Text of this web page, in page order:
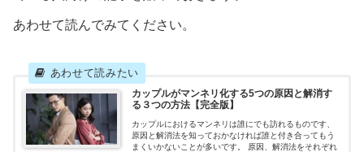
あわせて読んでみてください。
カップルがマンネリ化する5つの原因と解消す
る３つの方法【完全版】
カップルにおけるマンネリは誰にでも訪れるものです、
原因と解消法を知っておかなければ誰と付き合ってもう
まくいかないことが多いです。 原因、解消法をそれぞれ